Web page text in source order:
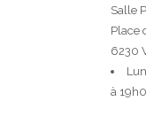
Salle
Place
6230
à